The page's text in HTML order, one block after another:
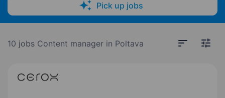
Pick up jobs
10 jobs Content manager in Poltava